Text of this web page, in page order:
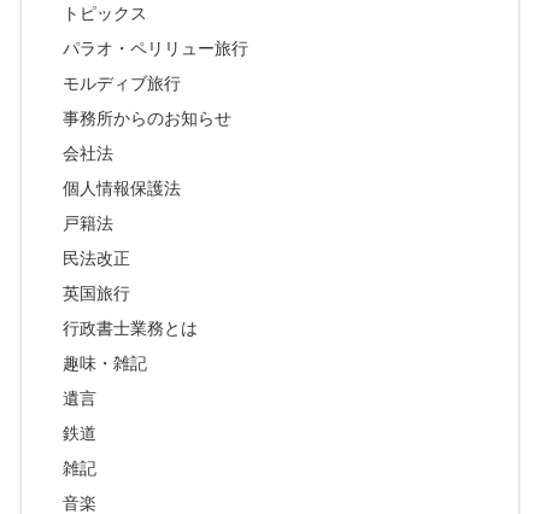
トピックス
パラオ・ペリリュー旅行
モルディブ旅行
事務所からのお知らせ
会社法
個人情報保護法
戸籍法
民法改正
英国旅行
行政書士業務とは
趣味・雑記
遺言
鉄道
雑記
音楽